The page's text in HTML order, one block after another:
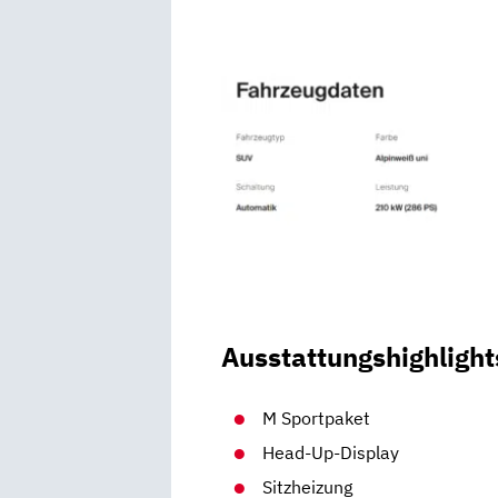
M Sportpaket
Head-Up-Display
Sitzheizung